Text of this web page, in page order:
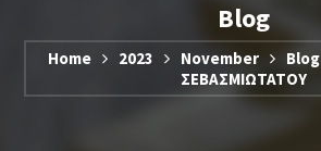
Blog
Home 2023 November Blog
ΣΕΒΑΣΜΙΩΤΑΤΟΥ